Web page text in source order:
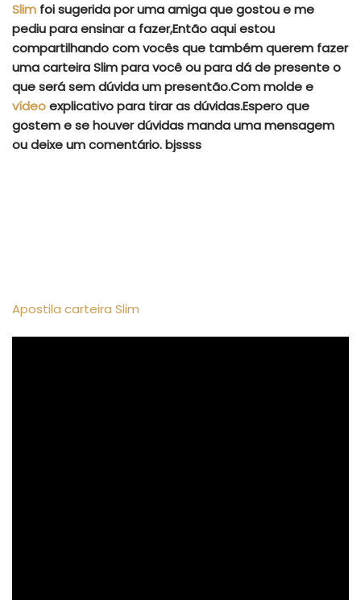
Slim foi sugerida por uma amiga que gostou e me
pediu para ensinar a fazer,Então aqui estou
compartilhando com vocês que também querem fazer
uma carteira Slim para você ou para dá de presente o
que será sem dúvida um presentão.Com molde e
vídeoexplicativo para tirar as dúvidas.Espero que
gostem e se houver dúvidas manda uma mensagem
ou deixe um comentário. bjssss
Apostila carteira Slim